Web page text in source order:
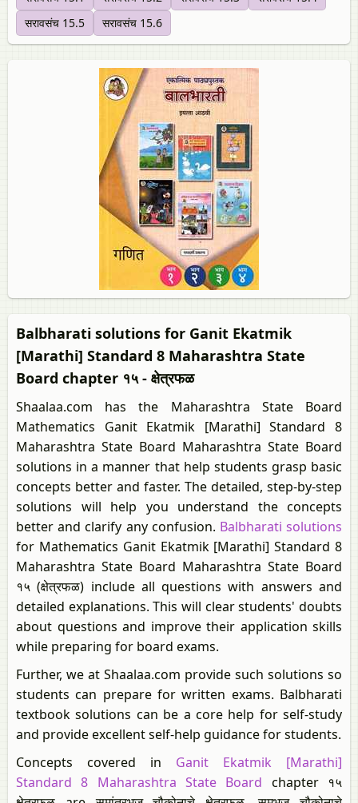
सरावसंच 15.5
सरावसंच 15.6
Balbharati solutions for Ganit Ekatmik
[Marathi] Standard 8 Maharashtra State
Board chapter १५ - क्षेत्रफळ
Shaalaa.com has the Maharashtra State Board
Mathematics Ganit Ekatmik [Marathi] Standard 8
Maharashtra State Board Maharashtra State Board
solutions in a manner that help students grasp basic
concepts better and faster. The detailed, step-by-step
solutions will help you understand the concepts
better and clarify any confusion. Balbharati solutions
for Mathematics Ganit Ekatmik [Marathi] Standard 8
Maharashtra State Board Maharashtra State Board
१५ (क्षेत्रफळ) include all questions with answers and
detailed explanations. This will clear students' doubts
about questions and improve their application skills
while preparing for board exams.
Further, we at Shaalaa.com provide such solutions so
students can prepare for written exams. Balbharati
textbook solutions can be a core help for self-study
and provide excellent self-help guidance for students.
Concepts covered in Ganit Ekatmik [Marathi]
Standard 8 Maharashtra State Board chapter १५